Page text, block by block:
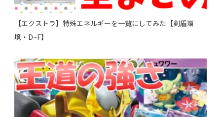
【エクストラ】特殊エネルギーを一覧にしてみた【剣盾環
境・D~F】